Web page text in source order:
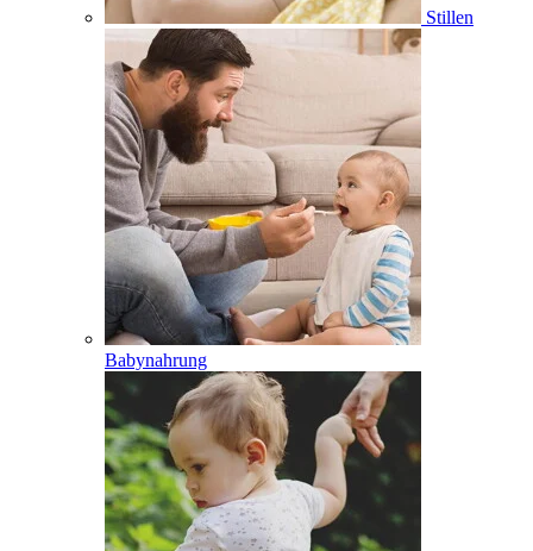
Stillen
Babynahrung